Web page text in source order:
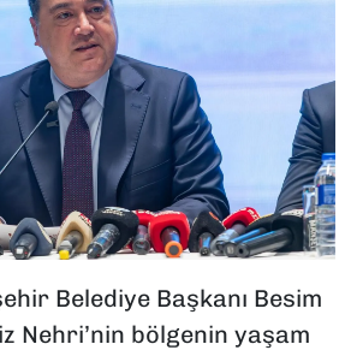
Belediye Başkanı Besim
Nehri’nin bölgenin yaşam